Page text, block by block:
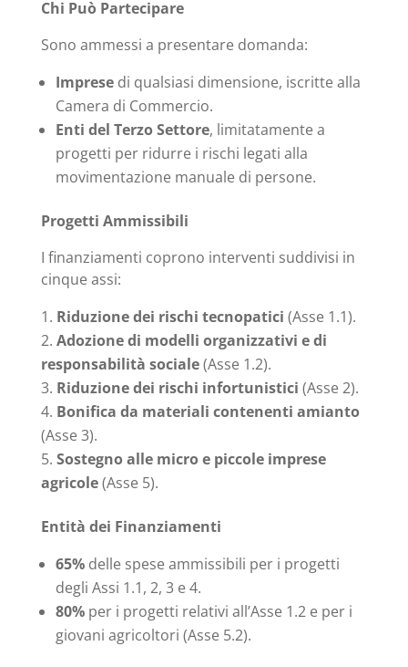
Chi Può Partecipare
Sono ammessi a presentare domanda:
Impresedi qualsiasi dimensione, iscritte alla
Camera di Commercio.
Enti del Terzo Settore, limitatamente a
progetti per ridurre i rischi legati alla
movimentazione manuale di persone.
Progetti Ammissibili
I finanziamenti coprono interventi suddivisi in
cinque assi:
Riduzione dei rischi tecnopatici (Asse 1.1).
Adozione di modelli organizzativi e di
responsabilità sociale(Asse 1.2).
Riduzione dei rischi infortunistici (Asse 2).
Bonifica da materiali contenenti amianto
(Asse 3).
Sostegno alle micro e piccole imprese
agricole(Asse 5).
Entità dei Finanziamenti
65%delle spese ammissibili per i progetti
degli Assi 1.1, 2, 3 e 4.
80%per i progetti relativi all’Asse 1.2 e per i
giovani agricoltori (Asse 5.2).